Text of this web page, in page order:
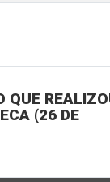
QUE
(26 DE